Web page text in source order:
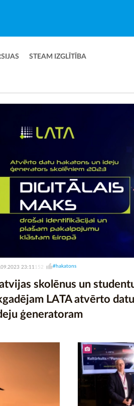
STEAM IZGLĪTĪBA
23:11 152 #hakatons
skolēnus un
LATA atvērto
ģeneratoram